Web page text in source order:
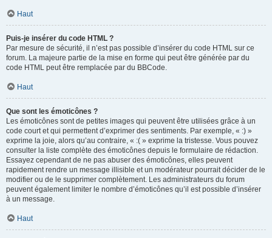
Haut
Puis-je insérer du code HTML ?
Par mesure de sécurité, il n’est pas possible d’insérer du code HTML sur ce
forum. La majeure partie de la mise en forme qui peut être générée par du
code HTML peut être remplacée par du BBCode.
Haut
Que sont les émoticônes ?
Les émoticônes sont de petites images qui peuvent être utilisées grâce à un
code court et qui permettent d’exprimer des sentiments. Par exemple, « :) »
exprime la joie, alors qu’au contraire, « :( » exprime la tristesse. Vous pouvez
consulter la liste complète des émoticônes depuis le formulaire de rédaction.
Essayez cependant de ne pas abuser des émoticônes, elles peuvent
rapidement rendre un message illisible et un modérateur pourrait décider de le
modifier ou de le supprimer complètement. Les administrateurs du forum
peuvent également limiter le nombre d’émoticônes qu’il est possible d’insérer
à un message.
Haut